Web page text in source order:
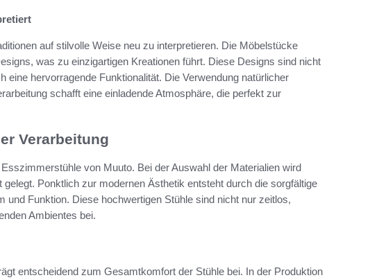
auf stilvolle Weise neu zu interpretieren. Die Möbelstücke
was zu einzigartigen Kreationen führt. Diese Designs sind nicht
eine hervorragende Funktionalität. Die Verwendung natürlicher
schafft eine einladende Atmosphäre, die perfekt zur
Verarbeitung
von Muuto. Bei der Auswahl der Materialien wird
Ponktlich zur modernen Ästhetik entsteht durch die sorgfältige
und Funktion. Diese hochwertigen Stühle sind nicht nur zeitlos,
Ambientes bei.
entscheidend zum Gesamtkomfort der Stühle bei. In der Produktion